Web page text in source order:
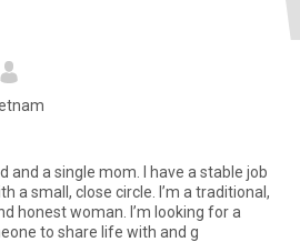
and a single mom. I have a stable job
a small, close circle. I’m a traditional,
honest woman. I’m looking for a
to share life with and g